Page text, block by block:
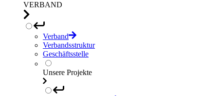
VERBAND
Verband
Verbandsstruktur
Geschäftsstelle
Unsere Projekte